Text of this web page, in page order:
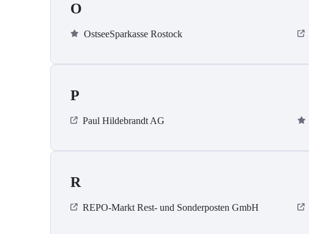
O
OstseeSparkasse Rostock
P
Paul Hildebrandt AG
R
REPO-Markt Rest- und Sonderposten GmbH